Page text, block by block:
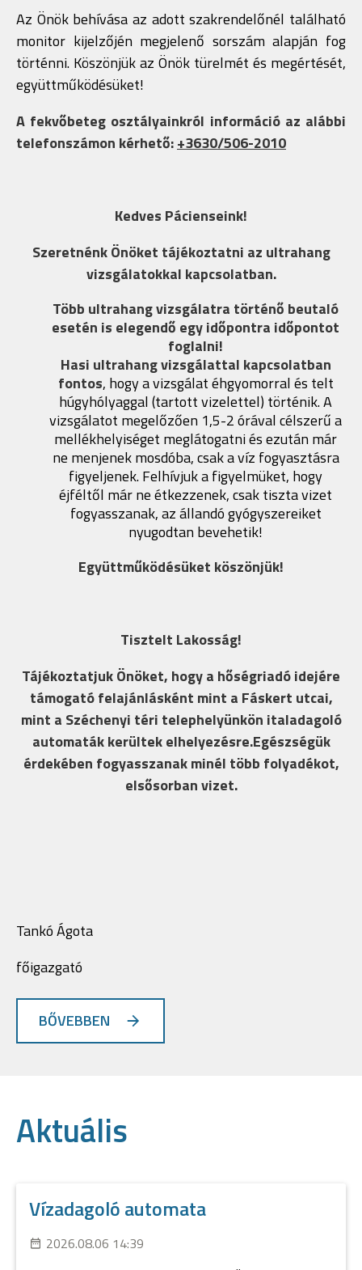
Az Önök behívása az adott szakrendelőnél található
monitor kijelzőjén megjelenő sorszám alapján fog
történni. Köszönjük az Önök türelmét és megértését,
együttműködésüket!
A fekvőbeteg osztályainkról információ az alábbi
telefonszámon kérhető:+3630/506-2010
Kedves Pácienseink!
Szeretnénk Önöket tájékoztatni az ultrahang
vizsgálatokkal kapcsolatban.
Több ultrahang vizsgálatra történő beutaló
esetén is elegendő egy időpontra időpontot
foglalni!
Hasi ultrahang vizsgálattal kapcsolatban
fontos, hogy a vizsgálat éhgyomorral és telt
húgyhólyaggal (tartott vizelettel) történik. A
vizsgálatot megelőzően 1,5-2 órával célszerű a
mellékhelyiséget meglátogatni és ezután már
ne menjenek mosdóba, csak a víz fogyasztásra
figyeljenek. Felhívjuk a figyelmüket, hogy
éjféltől már ne étkezzenek, csak tiszta vizet
fogyasszanak, az állandó gyógyszereiket
nyugodtan bevehetik!
Együttműködésüket köszönjük!
Tisztelt Lakosság!
Tájékoztatjuk Önöket, hogy a hőségriadó idejére
támogató felajánlásként mint a Fáskert utcai,
mint a Széchenyi téri telephelyünkön italadagoló
automaták kerültek elhelyezésre.Egészségük
érdekében fogyasszanak minél több folyadékot,
elsősorban vizet.
Tankó Ágota
főigazgató
BŐVEBBEN
Aktuális
Vízadagoló automata
2026.08.06 14:39